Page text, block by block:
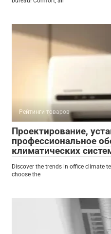
Рейтинги товаров
Проектирование,
профессиональное
климатических
Discover the trends in office climate
choose the